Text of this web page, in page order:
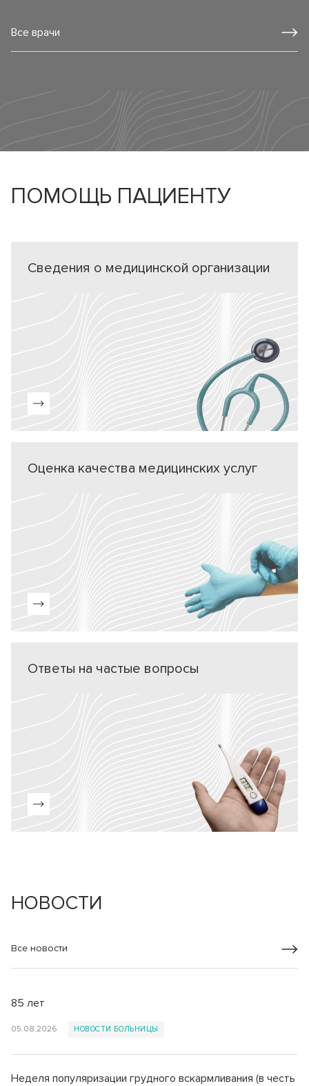
Все врачи
ПОМОЩЬ ПАЦИЕНТУ
Сведения о медицинской организации
Оценка качества медицинских услуг
Ответы на частые вопросы
НОВОСТИ
Все новости
85 лет
05.08.2026 НОВОСТИ БОЛЬНИЦЫ
Неделя популяризации грудного вскармливания (в честь